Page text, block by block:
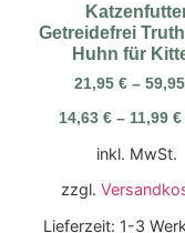
Getreidefrei
Huhn für
21,95€ –
14,63€ – 11,99€
inkl. MwSt.
zzgl.
Lieferzeit: 1-3